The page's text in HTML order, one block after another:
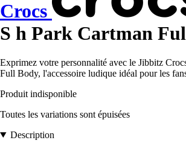
Crocs
S h Park Cartman
Exprimez votre personnalité avec le Jibbitz
Full Body, l'accessoire ludique idéal pour les
Produit indisponible
Toutes les variations sont épuisées
Description